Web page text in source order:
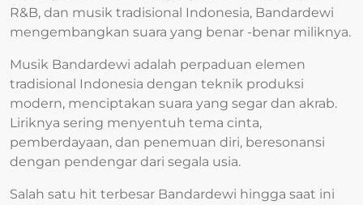
R&B, dan musik tradisional Indonesia, Bandardewi
mengembangkan suara yang benar -benar miliknya.
Musik Bandardewi adalah perpaduan elemen
tradisional Indonesia dengan teknik produksi
modern, menciptakan suara yang segar dan akrab.
Liriknya sering menyentuh tema cinta,
pemberdayaan, dan penemuan diri, beresonansi
dengan pendengar dari segala usia.
Salah satu hit terbesar Bandardewi hingga saat ini